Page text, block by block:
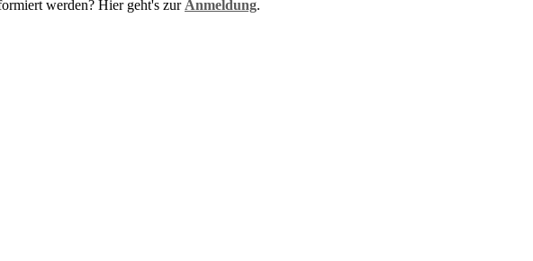
werden? Hier geht's zurAnmeldung.